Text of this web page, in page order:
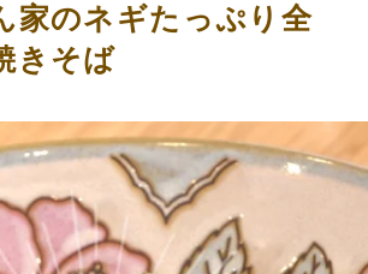
家のネギたっぷり全
きそば